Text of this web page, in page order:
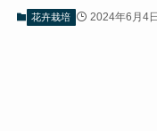
花卉栽培 2024年6月4日